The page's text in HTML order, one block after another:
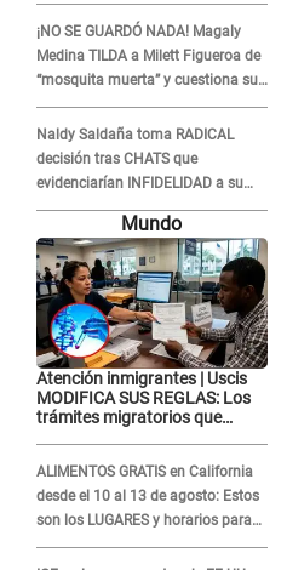
¡NO SE GUARDÓ NADA! Magaly
Medina TILDA a Milett Figueroa de
“mosquita muerta” y cuestiona su
RECONCILIACIÓN con Marcelo
Tinelli en TV argentina
Naldy Saldaña toma RADICAL
decisión tras CHATS que
evidenciarían INFIDELIDAD a su
novio con animador de 'La Bella
Luz': "Un día..."Mundo
Atención inmigrantes | Uscis
MODIFICA SUS REGLAS: Los
trámites migratorios que
ALIMENTOS GRATIS en California
desde el 10 al 13 de agosto: Estos
son los LUGARES y horarios para
recibir la ayuda